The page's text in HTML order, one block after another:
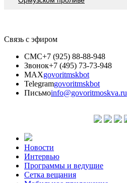
Связь с эфиром
СМС+7 (925) 88-88-948
Звонок+7 (495) 73-73-948
MAXgovoritmskbot
Telegramgovoritmskbot
Письмоinfo@govoritmoskva.ru
Новости
Интервью
Программы и ведущие
Сетка вещания